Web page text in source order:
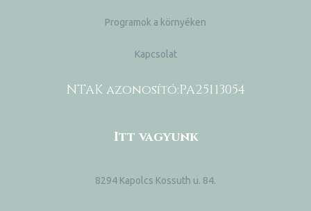
Programok a környéken
Kapcsolat
NTAK azonosító:PA25113054
Itt vagyunk
8294 Kapolcs Kossuth u. 84.